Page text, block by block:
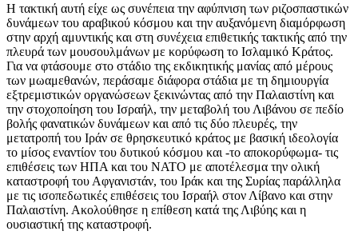
Η τακτική αυτή είχε ως συνέπεια την αφύπνιση των ριζοσπαστικών
δυνάμεων του αραβικού κόσμου και την αυξανόμενη διαμόρφωση
στην αρχή αμυντικής και στη συνέχεια επιθετικής τακτικής από την
πλευρά των μουσουλμάνων με κορύφωση το Ισλαμικό Κράτος.
Για να φτάσουμε στο στάδιο της εκδικητικής μανίας από μέρους
των μωαμεθανών, περάσαμε διάφορα στάδια με τη δημιουργία
εξτρεμιστικών οργανώσεων ξεκινώντας από την Παλαιστίνη και
την στοχοποίηση του Ισραήλ, την μεταβολή του Λιβάνου σε πεδίο
βολής φανατικών δυνάμεων και από τις δύο πλευρές, την
μετατροπή του Ιράν σε θρησκευτικό κράτος με βασική ιδεολογία
το μίσος εναντίον του δυτικού κόσμου και -το αποκορύφωμα- τις
επιθέσεις των ΗΠΑ και του ΝΑΤΟ με αποτέλεσμα την ολική
καταστροφή του Αφγανιστάν, του Ιράκ και της Συρίας παράλληλα
με τις ισοπεδωτικές επιθέσεις του Ισραήλ στον Λίβανο και στην
Παλαιστίνη. Ακολούθησε η επίθεση κατά της Λιβύης και η
ουσιαστική της καταστροφή.